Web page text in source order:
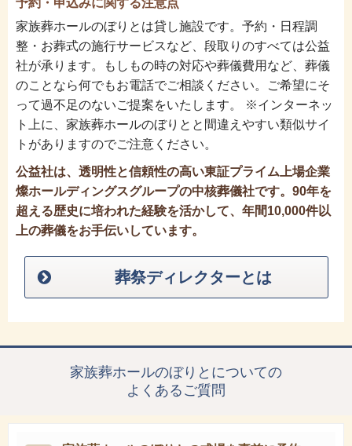
予約・申込みに関する注意点
家族葬ホールのぼりとは貸し施設です。予約・日程調
整・お葬式の施行サービスなど、段取りのすべては公益
社が承ります。もしもの時の対応や葬儀費用など、葬儀
のことなら何でもお電話でご相談ください。ご希望にそ
って過不足のないご提案をいたします。 ※インターネッ
ト上に、家族葬ホールのぼりとと間違えやすい類似サイ
トがありますのでご注意ください。
公益社は、透明性と信頼性の高い東証プライム上場企業
燦ホールディングスグループの中核葬儀社です。90年を
超える歴史に培われた経験を活かして、年間10,000件以
上の葬儀をお手伝いしています。
葬祭ディレクターとは
家族葬ホールのぼりとについての
よくあるご質問